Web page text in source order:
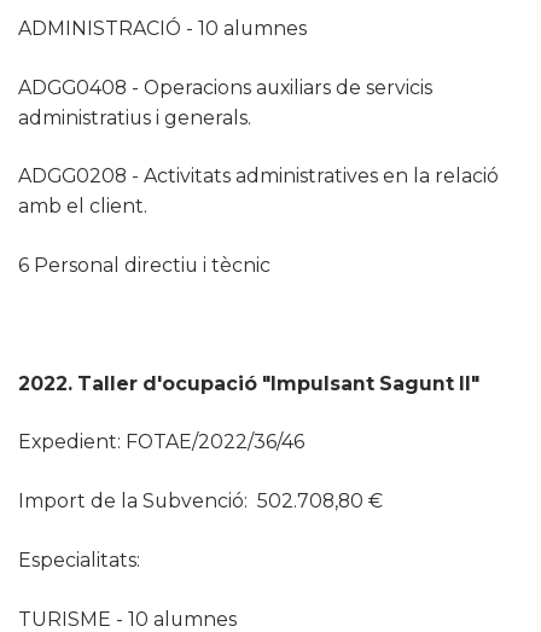
ADMINISTRACIÓ - 10 alumnes
ADGG0408 - Operacions auxiliars de servicis
administratius i generals.
ADGG0208 - Activitats administratives en la relació
amb el client.
6 Personal directiu i tècnic
2022. Taller d'ocupació "Impulsant Sagunt II"
Expedient: FOTAE/2022/36/46
Import de la Subvenció: 502.708,80 €
Especialitats:
TURISME - 10 alumnes